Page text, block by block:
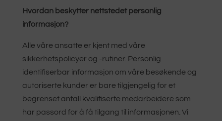
Hvordan beskytter nettstedet personlig
informasjon?
Alle våre ansatte er kjent med våre
sikkerhetspolicyer og -rutiner. Personlig
identifiserbar informasjon om våre besøkende og
autoriserte kunder er bare tilgjengelig for et
begrenset antall kvalifiserte medarbeidere som
har passord for å få tilgang til informasjonen. Vi